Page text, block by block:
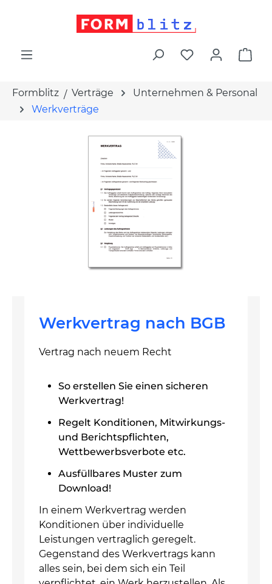
Formblitz Verträge
Unternehmen & Personal
Werkverträge
Werkvertrag nach BGB
Vertrag nach neuem Recht
So erstellen Sie einen sicheren
Werkvertrag!
Regelt Konditionen, Mitwirkungs-
und Berichtspflichten,
Wettbewerbsverbote etc.
Ausfüllbares Muster zum
Download!
In einem Werkvertrag werden
Konditionen über individuelle
Leistungen vertraglich geregelt.
Gegenstand des Werkvertrags kann
alles sein, bei dem sich ein Teil